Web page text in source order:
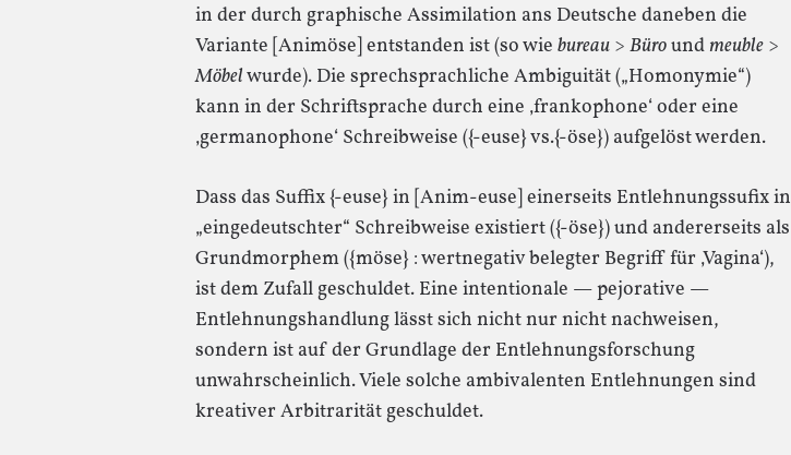
in der durch graphische Assimilation ans Deutsche daneben die
Variante [Animöse] entstanden ist (so wie bureau > Büroundmeuble >
Möbelwurde). Die sprechsprachliche Ambiguität („Homonymie“)
kann in der Schriftsprache durch eine ‚frankophone‘ oder eine
‚germanophone‘ Schreibweise ({-euse} vs.{-öse}) aufgelöst werden.
Dass das Suffix {-euse} in [Anim-euse] einerseits Entlehnungssufix in
„eingedeutschter“ Schreibweise existiert ({-öse}) und andererseits als
Grundmorphem ({möse} : wertnegativ belegter Begriff für ‚Vagina‘),
ist dem Zufall geschuldet. Eine intentionale — pejorative —
Entlehnungshandlung lässt sich nicht nur nicht nachweisen,
sondern ist auf der Grundlage der Entlehnungsforschung
unwahrscheinlich. Viele solche ambivalenten Entlehnungen sind
kreativer Arbitrarität geschuldet.